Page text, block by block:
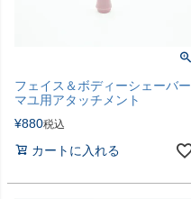
フェイス＆ボディーシェーバー
マユ用アタッチメント
¥880税込
カートに入れる